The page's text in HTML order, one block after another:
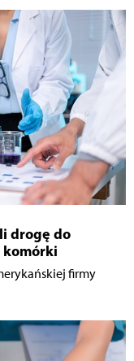
drogę do
firmy